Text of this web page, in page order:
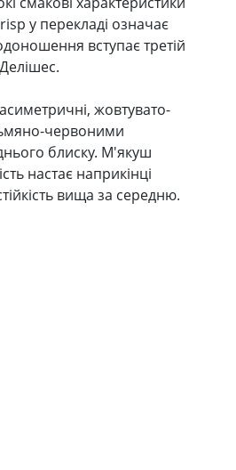
у перекладі означає
вступає третій
жовтувато-
червоними
блиску. М'якуш
настає наприкінці
вища за середню.